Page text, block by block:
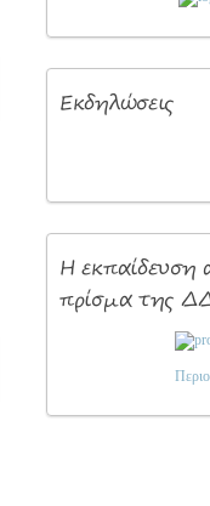
Εκδηλώσεις
Ηεκπαίδευση
πρίσμα της